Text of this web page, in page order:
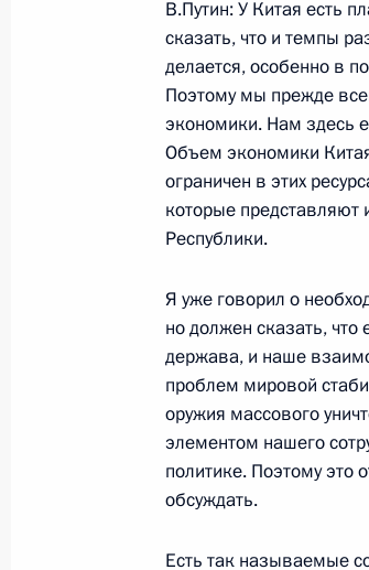
25 ноября 2002 года, 00:02
Вступительное
25 ноября 2002 года, 00:01
23 ноября 2002 года,
Вступительное
КНР Тан Цзясюанем
23 ноября 2002 года, 00:01
22 ноября 2002
Государственного
В.Путин: У Китая есть
сказать, что и темпы
делается, особенно в
Поэтому мы прежде
экономики. Нам здесь
Объем экономики
ограничен в этих
которые представляют
Республики.
Я уже говорил о
но должен сказать, что
держава, и наше
проблем мировой
оружия массового
элементом нашего
политике. Поэтому
обсуждать.
Есть так называемые